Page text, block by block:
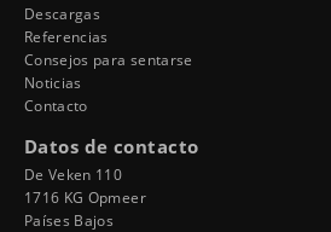
Descargas
Referencias
Consejos para sentarse
Noticias
Contacto
Datos de contacto
De Veken 110
1716 KG Opmeer
Países Bajos